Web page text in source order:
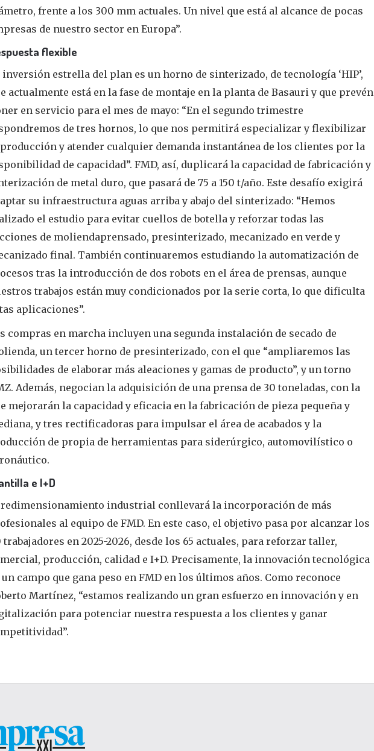
frente a los 300 mm actuales. Un nivel que está al alcance de pocas
de nuestro sector en Europa”.
flexible
inversión estrella del plan es un horno de sinterizado, de tecnología ‘HIP’,
actualmente está en la fase de montaje en la planta de Basauri y que prevén
en servicio para el mes de mayo: “En el segundo trimestre
de tres hornos, lo que nos permitirá especializar y flexibilizar
y atender cualquier demanda instantánea de los clientes por la
de capacidad”. FMD, así, duplicará la capacidad de fabricación y
de metal duro, que pasará de 75 a 150 t/año. Este desafío exigirá
su infraestructura aguas arriba y abajo del sinterizado: “Hemos
el estudio para evitar cuellos de botella y reforzar todas las
de moliendaprensado, presinterizado, mecanizado en verde y
final. También continuaremos estudiando la automatización de
tras la introducción de dos robots en el área de prensas, aunque
trabajos están muy condicionados por la serie corta, lo que dificulta
aplicaciones”.
compras en marcha incluyen una segunda instalación de secado de
un tercer horno de presinterizado, con el que “ampliaremos las
de elaborar más aleaciones y gamas de producto”, y un torno
Además, negocian la adquisición de una prensa de 30 toneladas, con la
mejorarán la capacidad y eficacia en la fabricación de pieza pequeña y
y tres rectificadoras para impulsar el área de acabados y la
de propia de herramientas para siderúrgico, automovilístico o
e I+D
industrial conllevará la incorporación de más
al equipo de FMD. En este caso, el objetivo pasa por alcanzar los
trabajadores en 2025-2026, desde los 65 actuales, para reforzar taller,
producción, calidad e I+D. Precisamente, la innovación tecnológica
un campo que gana peso en FMD en los últimos años. Como reconoce
Martínez, “estamos realizando un gran esfuerzo en innovación y en
para potenciar nuestra respuesta a los clientes y ganar